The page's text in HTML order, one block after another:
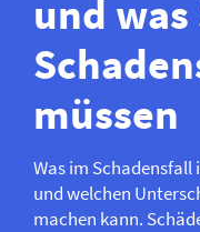
und was
müssen
Was im
und welchen
machen kann.